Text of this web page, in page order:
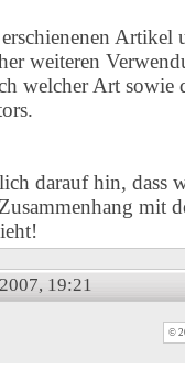
weiteren
welcher Art sowie
darauf hin,
mit
19:21
©